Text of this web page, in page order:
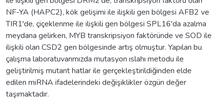
NF-YA (HAPC2), kök gelişimi ile ilişkili gen bölgesi AFB2 ve
TIR1'de, çiçeklenme ile ilişkili gen bölgesi SPL16'da azalma
meydana gelirken, MYB transkripsiyon faktöründe ve SOD ile
ilişkili olan CSD2 gen bölgesinde artış olmuştur. Yapılan bu
çalışma laboratuvarımızda mutasyon ıslahı metodu ile
geliştirilmiş mutant hatlar ile gerçekleştirildiğinden elde
edilen miRNA ifadelerindeki değişiklikler özgün değer
taşımaktadır.